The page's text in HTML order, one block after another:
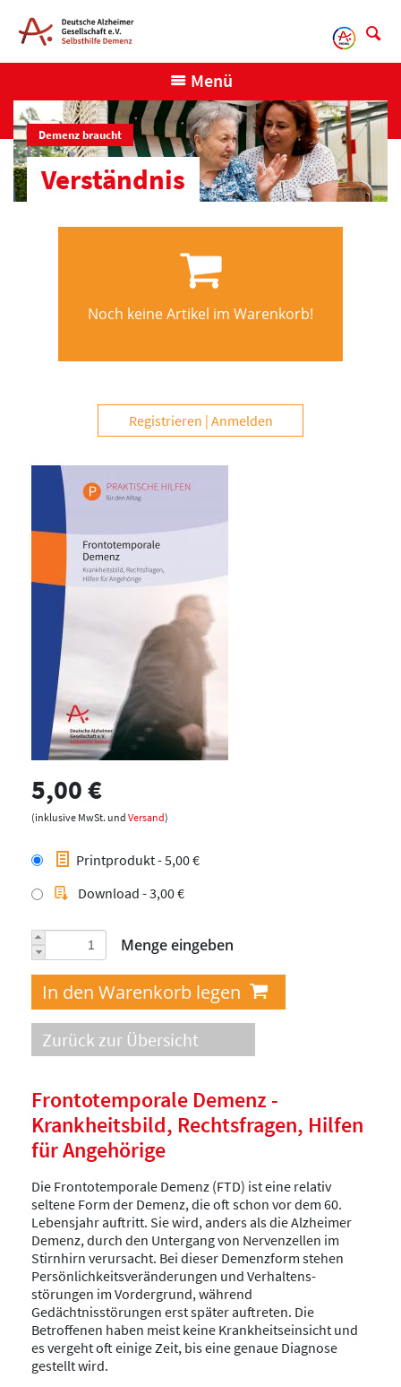
Menü
Demenz braucht
Verständnis
Noch keine Artikel im Warenkorb!
Registrieren Anmelden
5,00 €
(inklusive MwSt. und Versand)
Printprodukt - 5,00 €
Download - 3,00 €
Menge eingeben
Zurück zur Übersicht
Frontotemporale Demenz -
Krankheitsbild, Rechtsfragen, Hilfen
für Angehörige
Die Frontotemporale Demenz (FTD) ist eine relativ
seltene Form der Demenz, die oft schon vor dem 60.
Lebensjahr auftritt. Sie wird, anders als die Alzheimer
Demenz, durch den Untergang von Nervenzellen im
Stirnhirn verursacht. Bei dieser Demenzform stehen
Persönlich­keits­veränderungen und Verhaltens­
störungen im Vordergrund, während
Gedächtnisstörungen erst später auftreten. Die
Betroffenen haben meist keine Krankheits­einsicht und
es vergeht oft einige Zeit, bis eine genaue Diagnose
gestellt wird.